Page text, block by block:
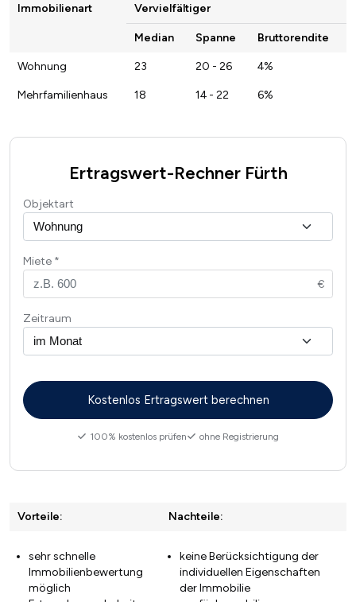
Immobilienart Vervielfältiger
Median Spanne Bruttorendite
Wohnung 23 20 - 26 4%
Mehrfamilienhaus 18 14 - 22 6%
Ertragswert-Rechner Fürth
Objektart
Miete
Zeitraum
100% kostenlos prüfen ohne Registrierung
Vorteile: Nachteile:
sehr schnelle
Immobilienbewertung
möglich
keine Berücksichtigung der
individuellen Eigenschaften
der Immobilie